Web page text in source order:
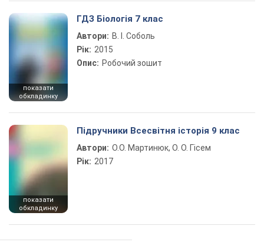
показати
обкладинку
ГДЗ Біологія 7 клас
Автори: В. І. Соболь
Рік: 2015
Опис: Робочий зошит
показати
обкладинку
Підручники Всесвітня історія 9 клас
Автори: О.О. Мартинюк, О. О. Гісем
Рік: 2017